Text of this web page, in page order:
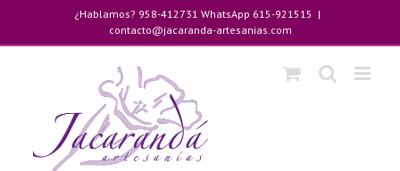
contenido
¿Hablamos? 958-412731 WhatsApp 615-921515 |
contacto@jacaranda-artesanias.com